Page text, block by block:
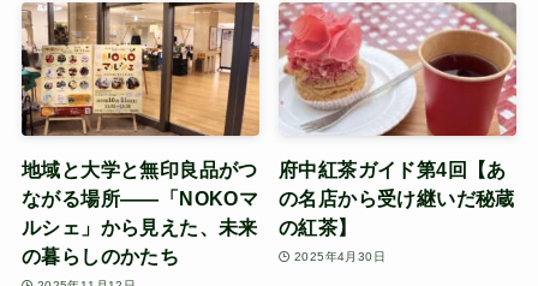
地域と大学と無印良品がつ
ながる場所――「NOKOマ
ルシェ」から見えた、未来
の暮らしのかたち
府中紅茶ガイド第4回【あ
の名店から受け継いだ秘蔵
の紅茶】
2025年4月30日